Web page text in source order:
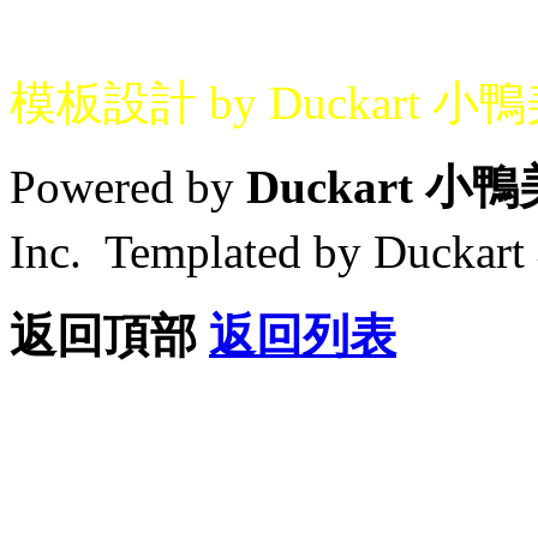
模板設計 by Duckart 小
Powered by Duckart 小鴨
Inc. Templated by
返回頂部 返回列表